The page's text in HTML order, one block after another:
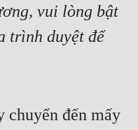
vui lòng bật
trình duyệt để
chuyển đến mấy